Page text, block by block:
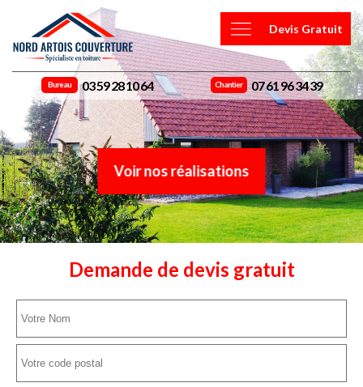
Devis Gratuit
Bureau 03 59 28 10 64 Chantier 07 61 96 34 39
Voir nos réalisations
Demande de devis gratuit